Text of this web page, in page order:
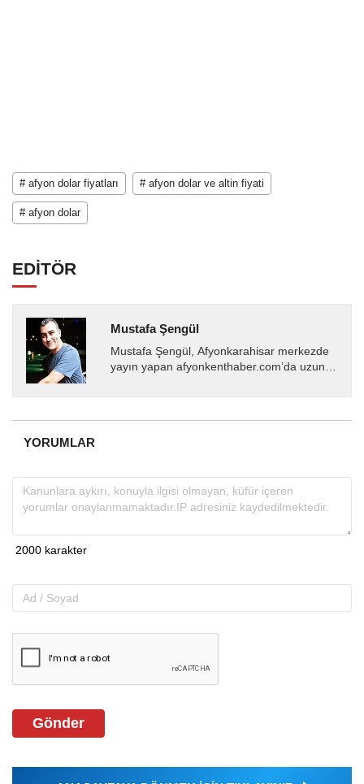
# afyon dolar fiyatları # afyon dolar ve altin fiyati
# afyon dolar
EDİTÖR
Mustafa Şengül
Mustafa Şengül, Afyonkarahisar merkezde
yayın yapan afyonkenthaber.com’da uzun
almakta, haber akışı...
YORUMLAR
Gönder